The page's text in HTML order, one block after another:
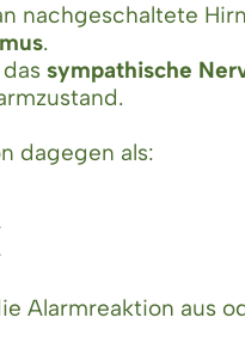
nachgeschaltete
.
sympathische
dagegen als:
Alarmreaktion aus